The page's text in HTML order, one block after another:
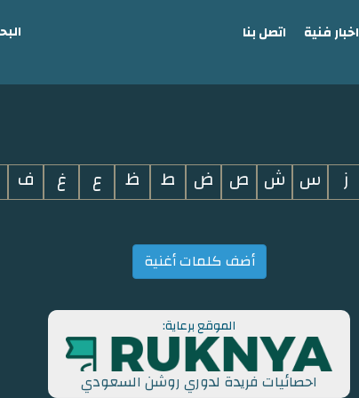
اخبار فنية اتصل بنا
ز س ش ص ض ط ظ ع غ ف
أضف كلمات أغنية
الموقع برعاية:
احصائيات فريدة لدوري روشن السعودي